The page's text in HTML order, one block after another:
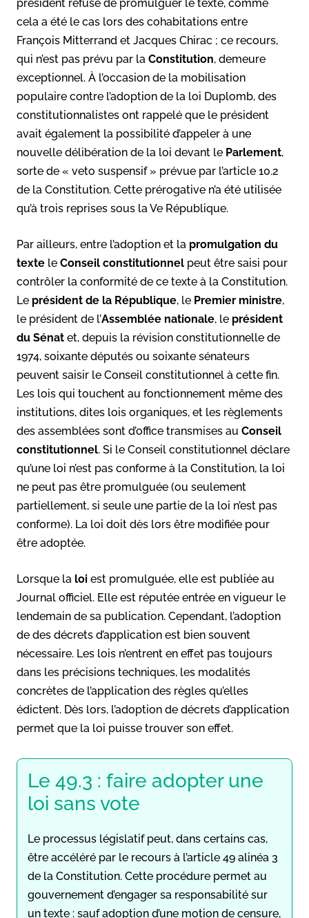
président refuse de promulguer le texte, comme
cela a été le cas lors des cohabitations entre
François Mitterrand et Jacques Chirac ; ce recours,
qui n’est pas prévu par la Constitution, demeure
exceptionnel. À l’occasion de la mobilisation
populaire contre l’adoption de la loi Duplomb, des
constitutionnalistes ont rappelé que le président
avait également la possibilité d’appeler à une
nouvelle délibération de la loi devant le Parlement,
sorte de « veto suspensif » prévue par l’article 10.2
de la Constitution. Cette prérogative n’a été utilisée
qu’à trois reprises sous la Ve République.
Par ailleurs, entre l’adoption et la promulgation du
texte le Conseil constitutionnel peut être saisi pour
contrôler la conformité de ce texte à la Constitution.
Le président de la République, le Premier ministre,
le président de l’Assemblée nationale, le président
du Sénat et, depuis la révision constitutionnelle de
1974, soixante députés ou soixante sénateurs
peuvent saisir le Conseil constitutionnel à cette fin.
Les lois qui touchent au fonctionnement même des
institutions, dites lois organiques, et les règlements
des assemblées sont d’office transmises au Conseil
constitutionnel. Si le Conseil constitutionnel déclare
qu’une loi n’est pas conforme à la Constitution, la loi
ne peut pas être promulguée (ou seulement
partiellement, si seule une partie de la loi n’est pas
conforme). La loi doit dès lors être modifiée pour
être adoptée.
Lorsque la loi est promulguée, elle est publiée au
Journal officiel. Elle est réputée entrée en vigueur le
lendemain de sa publication. Cependant, l’adoption
de des décrets d’application est bien souvent
nécessaire. Les lois n’entrent en effet pas toujours
dans les précisions techniques, les modalités
concrètes de l’application des règles qu’elles
édictent. Dès lors, l’adoption de décrets d’application
permet que la loi puisse trouver son effet.
Le 49.3 : faire adopter une
loi sans vote
Le processus législatif peut, dans certains cas,
être accéléré par le recours à l’article 49 alinéa 3
de la Constitution. Cette procédure permet au
gouvernement d’engager sa responsabilité sur
un texte : sauf adoption d’une motion de censure,